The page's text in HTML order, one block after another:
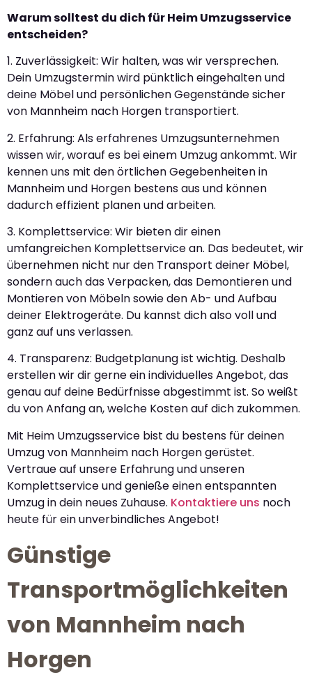
Warum solltest du dich für Heim Umzugsservice
entscheiden?
1. Zuverlässigkeit: Wir halten, was wir versprechen.
Dein Umzugstermin wird pünktlich eingehalten und
deine Möbel und persönlichen Gegenstände sicher
von Mannheim nach Horgen transportiert.
2. Erfahrung: Als erfahrenes Umzugsunternehmen
wissen wir, worauf es bei einem Umzug ankommt. Wir
kennen uns mit den örtlichen Gegebenheiten in
Mannheim und Horgen bestens aus und können
dadurch effizient planen und arbeiten.
3. Komplettservice: Wir bieten dir einen
umfangreichen Komplettservice an. Das bedeutet, wir
übernehmen nicht nur den Transport deiner Möbel,
sondern auch das Verpacken, das Demontieren und
Montieren von Möbeln sowie den Ab- und Aufbau
deiner Elektrogeräte. Du kannst dich also voll und
ganz auf uns verlassen.
4. Transparenz: Budgetplanung ist wichtig. Deshalb
erstellen wir dir gerne ein individuelles Angebot, das
genau auf deine Bedürfnisse abgestimmt ist. So weißt
du von Anfang an, welche Kosten auf dich zukommen.
Mit Heim Umzugsservice bist du bestens für deinen
Umzug von Mannheim nach Horgen gerüstet.
Vertraue auf unsere Erfahrung und unseren
Komplettservice und genieße einen entspannten
Umzug in dein neues Zuhause. Kontaktiere uns noch
heute für ein unverbindliches Angebot!
Günstige
Transportmöglichkeiten
von Mannheim nach
Horgen